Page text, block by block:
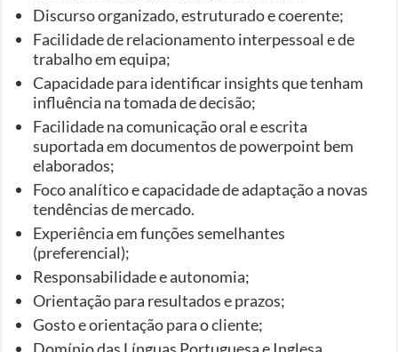
Discurso organizado, estruturado e coerente;
Facilidade de relacionamento interpessoal e de
trabalho em equipa;
Capacidade para identificar insights que tenham
influência na tomada de decisão;
Facilidade na comunicação oral e escrita
suportada em documentos de powerpoint bem
elaborados;
Foco analítico e capacidade de adaptação a novas
tendências de mercado.
Experiência em funções semelhantes
(preferencial);
Responsabilidade e autonomia;
Orientação para resultados e prazos;
Gosto e orientação para o cliente;
Domínio das Línguas Portuguesa e Inglesa.